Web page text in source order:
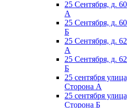
25 Сентября, д.
А
25 Сентября, д.
Б
25 Сентября, д.
А
25 Сентября, д.
Б
25 сентября
Сторона А
25 сентября
Сторона Б